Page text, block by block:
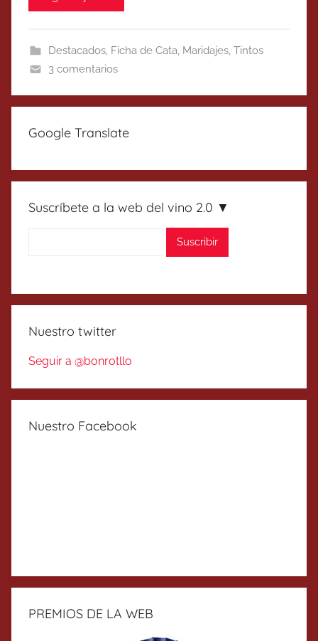
Destacados, Ficha de Cata, Maridajes, Tintos
3 comentarios
Google Translate
Suscríbete a la web del vino 2.0 ▼
Nuestro twitter
Seguir a @bonrotllo
Nuestro Facebook
PREMIOS DE LA WEB